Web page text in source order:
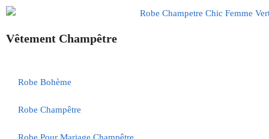
Vêtement Champêtre
Robe Bohème
Robe Champêtre